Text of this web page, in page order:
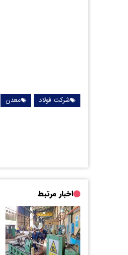
شرکت فولاد معدن
اخبار مرتبط